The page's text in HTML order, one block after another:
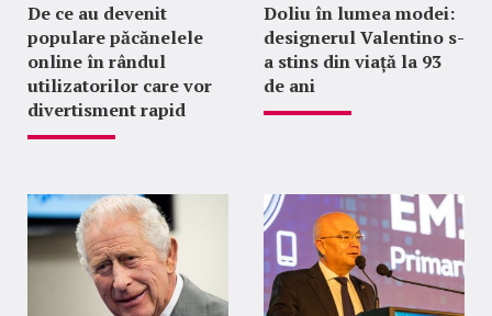
De ce au devenit
populare păcănelele
online în rândul
utilizatorilor care vor
divertisment rapid
Doliu în lumea modei:
designerul Valentino s-
a stins din viață la 93
de ani